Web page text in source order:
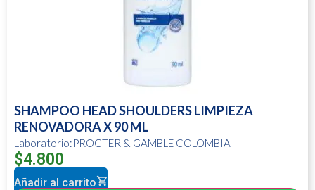
SHAMPOO HEAD SHOULDERS LIMPIEZA
RENOVADORA X 90 ML
Laboratorio:PROCTER & GAMBLE COLOMBIA
$4.800
Añadir al carrito